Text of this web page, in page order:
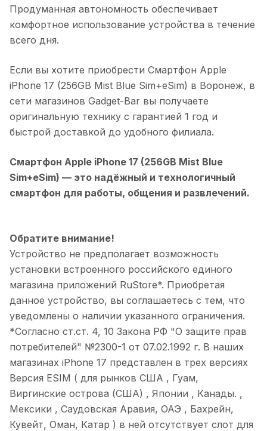
Продуманная автономность обеспечивает
комфортное использование устройства в течение
всего дня.
Если вы хотите приобрести Смартфон Apple
iPhone 17 (256GB Mist Blue Sim+eSim) в Воронеж, в
сети магазинов Gadget-Bar вы получаете
оригинальную технику с гарантией 1 год и
быстрой доставкой до удобного филиала.
Смартфон Apple iPhone 17 (256GB Mist Blue
Sim+eSim) — это надёжный и технологичный
смартфон для работы, общения и развлечений.
Обратите внимание!
Устройство не предполагает возможность
установки встроенного российского единого
магазина приложений RuStore*. Приобретая
данное устройство, вы соглашаетесь с тем, что
уведомлены о наличии указанного ограничения.
*Согласно ст.ст. 4, 10 Закона РФ "О защите прав
потребителей" №2300-1 от 07.02.1992 г. В наших
магазинах iPhone 17 представлен в трех версиях
Версия ESIM ( для рынков США , Гуам,
Виргинские острова (США) , Японии , Канады. ,
Мексики , Саудовская Аравия, ОАЭ , Бахрейн,
Кувейт, Оман, Катар ) в ней отсутствует слот для